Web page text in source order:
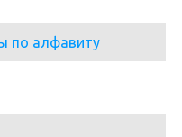
по алфавиту